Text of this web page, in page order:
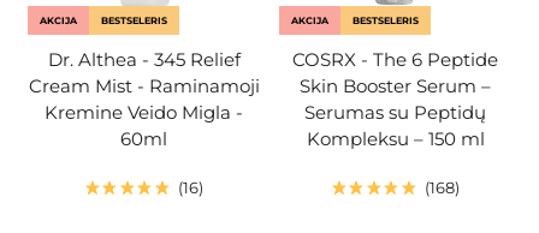
AKCIJA BESTSELERIS
Dr. Althea - 345 Relief
Cream Mist - Raminamoji
Kremine Veido Migla -
60ml
16
AKCIJA BESTSELERIS
COSRX - The 6 Peptide
Skin Booster Serum –
Serumas su Peptidų
Kompleksu – 150 ml
168